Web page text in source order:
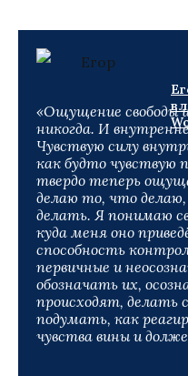
«Ощущение свободы
никогда. И
Чувствую силу
как будто чувствую
твердо теперь
делаю то, что
делать. Я понимаю
куда меня оно
способность
первичные и
обозначать их,
происходят, делать
подумать, как
чувства вины и